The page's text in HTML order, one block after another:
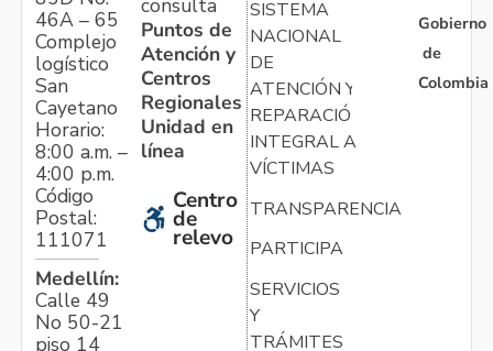
46A – 65
Complejo
logístico
San
Cayetano
Horario:
8:00 a.m. –
4:00 p.m.
Código
Postal:
111071
Medellín:
Calle 49
No 50-21
piso 14
consulta
Puntos de
Atención y
Centros
Regionales
Unidad en
línea
Centro
de
relevo
SISTEMA
NACIONAL
DE
ATENCIÓN Y
REPARACIÓN
INTEGRAL A
VÍCTIMAS
TRANSPARENCIA
PARTICIPA
SERVICIOS
Y
TRÁMITES
Gobierno
de
Colombia